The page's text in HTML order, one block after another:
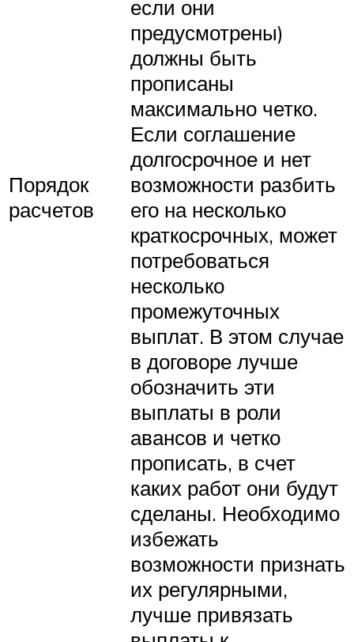
Порядок
расчетов
если они
предусмотрены)
должны быть
прописаны
максимально четко.
Если соглашение
долгосрочное и нет
возможности разбить
его на несколько
краткосрочных, может
потребоваться
несколько
промежуточных
выплат. В этом случае
в договоре лучше
обозначить эти
выплаты в роли
авансов и четко
прописать, в счет
каких работ они будут
сделаны. Необходимо
избежать
возможности признать
их регулярными,
лучше привязать